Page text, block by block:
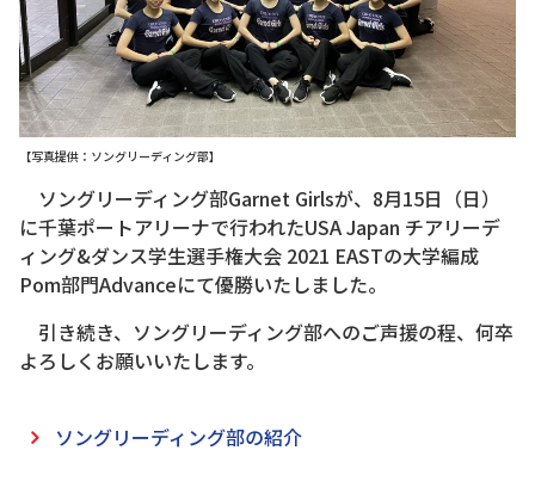
【写真提供：ソングリーディング部】
ソングリーディング部Garnet Girlsが、8月15日（日）
に千葉ポートアリーナで行われたUSA Japan チアリーデ
ィング&ダンス学生選手権大会 2021 EASTの大学編成
Pom部門Advanceにて優勝いたしました。
引き続き、ソングリーディング部へのご声援の程、何卒
よろしくお願いいたします。
ソングリーディング部の紹介